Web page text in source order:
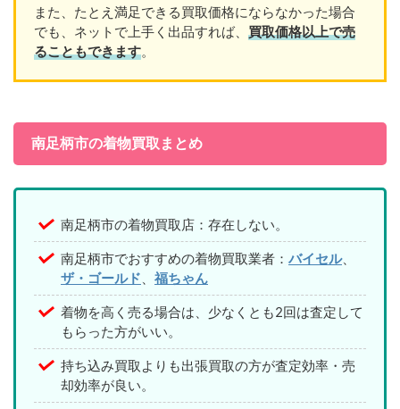
また、たとえ満足できる買取価格にならなかった場合
でも、ネットで上手く出品すれば、 買取価格以上で売
ることもできます。
南足柄市の着物買取まとめ
南足柄市の着物買取店：存在しない。
南足柄市でおすすめの着物買取業者： バイセル、
ザ・ゴールド
福ちゃん
着物を高く売る場合は、少なくとも2回は査定して
もらった方がいい。
持ち込み買取よりも出張買取の方が査定効率・売
却効率が良い。